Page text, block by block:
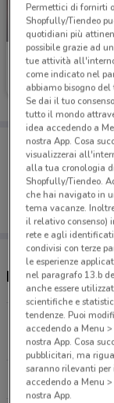
Marionnaud
Scade il 16/08
Porta
Puoi
dal tuo
Negozi
C.So
1.3 km
Permettici di fornirti
Shopfully/Tiendeo
quotidiani più
possibile grazie ad
tue attività
come indicato nel
abbiamo bisogno
Se dai il tuo
tutto il mondo
idea accedendo a
nostra App. Cosa
visualizzerai
alla tua cronologia
Shopfully/Tiendeo.
che hai navigato in
tema vacanze.
il relativo consenso)
rete e agli
condivisi con terze
le esperienze
nel paragrafo 13.b
anche essere
scientifiche e
tendenze. Puoi
accedendo a Menu
nostra App. Cosa
pubblicitari, ma
saranno rilevanti per
accedendo a Menu
nostra App.